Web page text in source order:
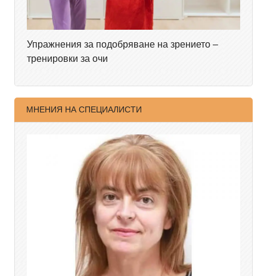
Упражнения за подобряване на зрението –
тренировки за очи
МНЕНИЯ НА СПЕЦИАЛИСТИ